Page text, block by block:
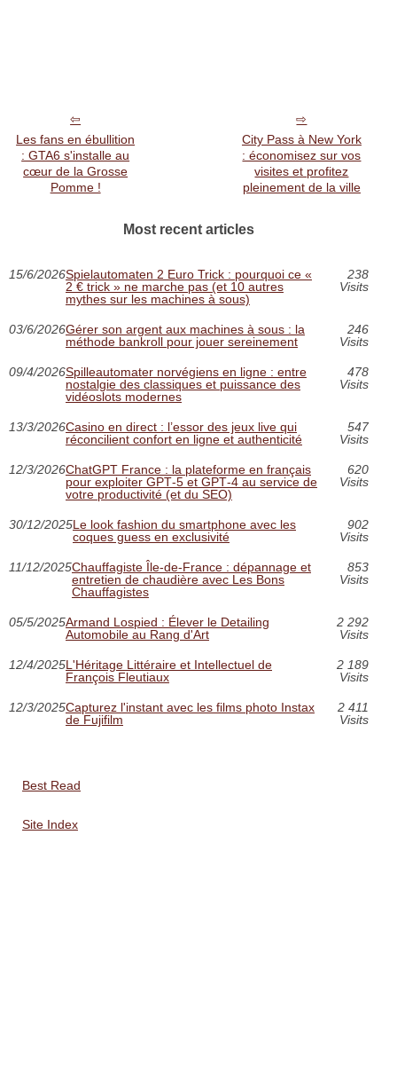
Les fans en ébullition
: GTA6 s'installe au
cœur de la Grosse
Pomme !
City Pass à New York
: économisez sur vos
visites et profitez
pleinement de la ville
Most recent articles
15/6/2026Spielautomaten 2 Euro Trick : pourquoi ce «
2 € trick » ne marche pas (et 10 autres
mythes sur les machines à sous)
238
Visits
03/6/2026Gérer son argent aux machines à sous : la
méthode bankroll pour jouer sereinement
246
Visits
09/4/2026Spilleautomater norvégiens en ligne : entre
nostalgie des classiques et puissance des
vidéoslots modernes
478
Visits
13/3/2026Casino en direct : l’essor des jeux live qui
réconcilient confort en ligne et authenticité
547
Visits
12/3/2026ChatGPT France : la plateforme en français
pour exploiter GPT‑5 et GPT‑4 au service de
votre productivité (et du SEO)
620
Visits
30/12/2025Le look fashion du smartphone avec les
coques guess en exclusivité
902
Visits
11/12/2025Chauffagiste Île-de-France : dépannage et
entretien de chaudière avec Les Bons
Chauffagistes
853
Visits
05/5/2025Armand Lospied : Élever le Detailing
Automobile au Rang d'Art
2 292
Visits
12/4/2025L'Héritage Littéraire et Intellectuel de
François Fleutiaux
2 189
Visits
12/3/2025Capturez l'instant avec les films photo Instax
de Fujifilm
2 411
Visits
Best Read
Site Index